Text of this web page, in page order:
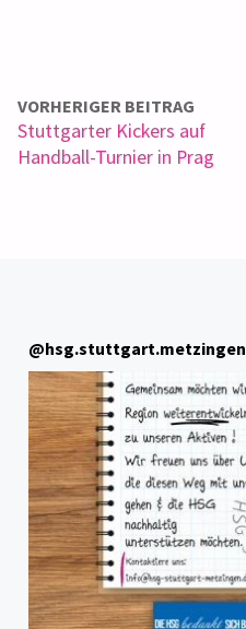
VORHERIGER BEITRAG
Stuttgarter Kickers auf
Handball-Turnier in Prag
@hsg.stuttgart.metzingen